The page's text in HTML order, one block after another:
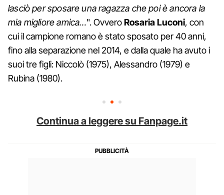
lasciò per sposare una ragazza che poi è ancora la
mia migliore amica…". OvveroRosaria Luconi, con
cui il campione romano è stato sposato per 40 anni,
fino alla separazione nel 2014, e dalla quale ha avuto i
suoi tre figli: Niccolò (1975), Alessandro (1979) e
Rubina (1980).
Continua a leggere su Fanpage.it